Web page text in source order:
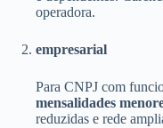
operadora.
empresarial
Para CNPJ com
mensalidades
reduzidas e rede